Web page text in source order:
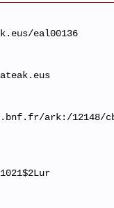
eal00136
ark:/12148/